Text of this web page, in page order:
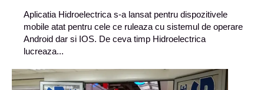
Aplicatia Hidroelectrica s-a lansat pentru dispozitivele
mobile atat pentru cele ce ruleaza cu sistemul de operare
Android dar si IOS. De ceva timp Hidroelectrica
lucreaza...